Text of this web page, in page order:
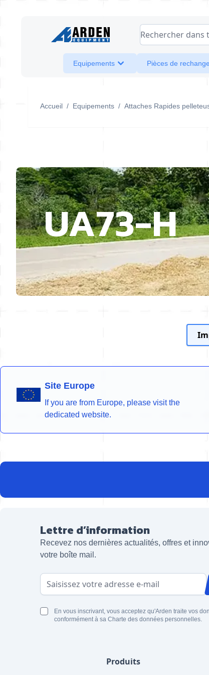
Rechercher dans
Equipements Pièces de rechange
Accueil / Equipements / Attaches Rapides
UA73-H
Site Europe
If you are from Europe, please visit the
dedicated website.
Lettre d’information
Recevez nos dernières actualités, offres et
votre boîte mail.
Adresse email
En vous inscrivant, vous acceptez qu'Arden traite vos
conformément à sa Charte des données personnelles.
Produits